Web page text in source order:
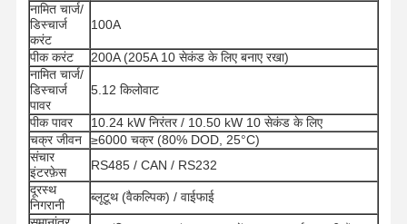
नामित चार्ज/
डिस्चार्ज
करंट
100A
पीक करंट
200A (205A 10 सेकंड के लिए बनाए रखा)
नामित चार्ज/
डिस्चार्ज
पावर
5.12 किलोवाट
पीक पावर
10.24 kW निरंतर / 10.50 kW 10 सेकंड के लिए
चक्र जीवन
≥6000 चक्र (80% DOD, 25°C)
संचार
इंटरफ़ेस
RS485 / CAN / RS232
दूरस्थ
निगरानी
ब्लूटूथ (वैकल्पिक) / वाईफाई